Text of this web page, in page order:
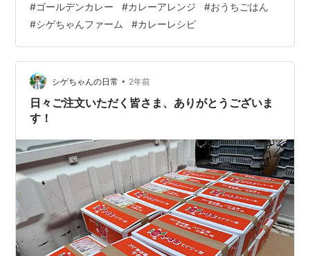
して、完全に隔離状態となっているので僕が変わりに家
庭での調理担当で毎回、色んな食事を調理しているので
すが、今日はさすがにカレーが食べたいとなって作って
しまいました‼ 仕上がりのイメージは上記のような感じ
なのですが、今回の記事では前回とは違った材料でカレ
ーを作っていますので、そちらの作り方をご紹介した…
#ゴールデンカレー #カレーアレンジ #おうちごはん
#シゲちゃんファーム #カレーレシピ
シゲちゃんの日常 • 2年前
日々ご注文いただく皆さま、ありがとうございま
す！